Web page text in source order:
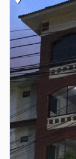
ม.เทคโนโล
แหล่งช๊อปปิ้ง
ศูนย์การค้าเ
ตลาดต้นพย
เซ็นทรัล กา
สันติธรรมพล
คอมพิวเตอร์
โรงพยาบาล
รพ.ประสาทเ